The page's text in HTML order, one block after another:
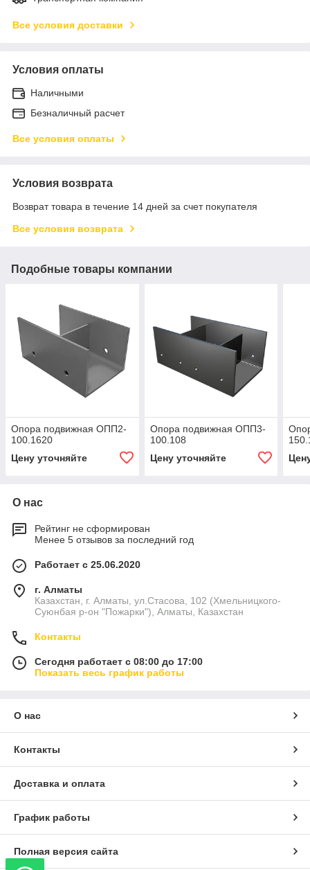
Все условия доставки
Условия оплаты
Наличными
Безналичный расчет
Все условия оплаты
Условия возврата
Возврат товара в течение 14 дней за счет покупателя
Все условия возврата
Подобные товары компании
Опора подвижная ОПП2-
100.1620
Цену уточняйте
Опора подвижная ОПП3-
100.108
Цену уточняйте
О нас
Рейтинг не сформирован
Менее 5 отзывов за последний год
Работает с 25.06.2020
г. Алматы
Казахстан, г. Алматы, ул.Стасова, 102 (Хмельницкого-
Суюнбая р-он "Пожарки"), Алматы, Казахстан
Контакты
Сегодня работает с 08:00 до 17:00
Показать весь график работы
О нас
Контакты
Доставка и оплата
График работы
Полная версия сайта